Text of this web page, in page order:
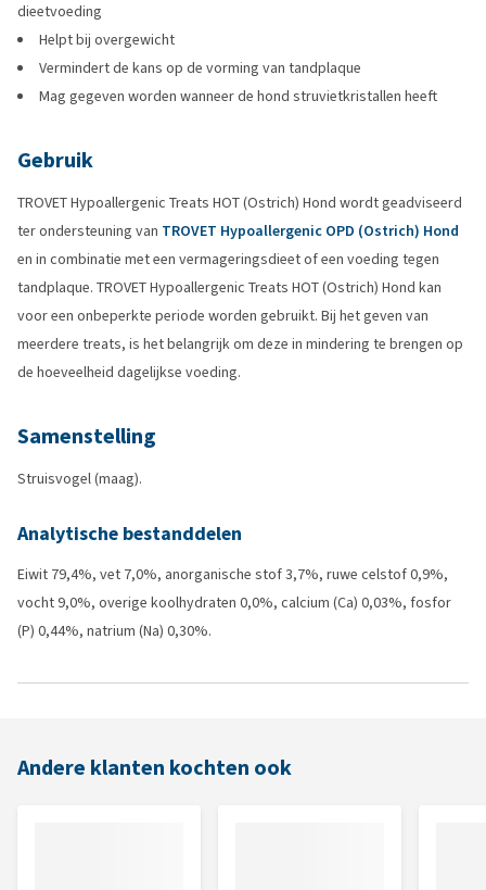
dieetvoeding
Helpt bij overgewicht
Vermindert de kans op de vorming van tandplaque
Mag gegeven worden wanneer de hond struvietkristallen heeft
Gebruik
TROVET Hypoallergenic Treats HOT (Ostrich) Hond wordt geadviseerd
ter ondersteuning van TROVET Hypoallergenic OPD (Ostrich) Hond
en in combinatie met een vermageringsdieet of een voeding tegen
tandplaque. TROVET Hypoallergenic Treats HOT (Ostrich) Hond kan
voor een onbeperkte periode worden gebruikt. Bij het geven van
meerdere treats, is het belangrijk om deze in mindering te brengen op
de hoeveelheid dagelijkse voeding.
Samenstelling
Struisvogel (maag).
Analytische bestanddelen
Eiwit 79,4%, vet 7,0%, anorganische stof3,7%, ruwe celstof0,9%,
vocht9,0%, overige koolhydraten 0,0%, calcium (Ca) 0,03%, fosfor
(P) 0,44%, natrium (Na) 0,30%.
Andere klanten kochten ook